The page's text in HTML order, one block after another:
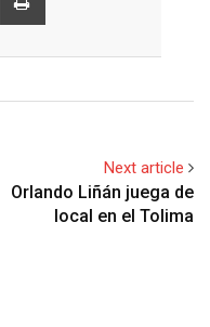
Next article
Orlando Liñán juega de
local en el Tolima